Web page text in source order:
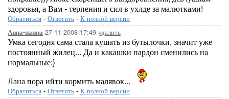
здоровья, а Вам - терпения и сил в ухлде за малютками!
Обратиться - Ответить - К полной версии
Аппа-паппа 27-11-2008-17:49 удалить
Умка сегодня сама стала кушать из бутылочки, значит уже
постоянный жилец... Да и какашки пардон сменились на
нормальные:}
Лана пора ийти кормить малявок...
Обратиться - Ответить - К полной версии